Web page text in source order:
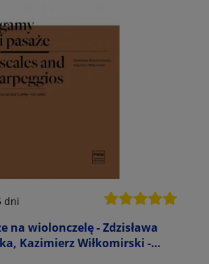
na wiolonczelę - Zdzisława
Kazimierz Wiłkomirski -
dni